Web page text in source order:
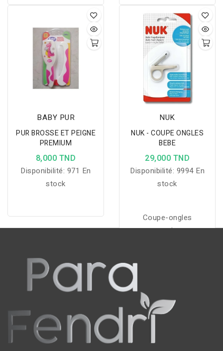
conçu pour offrir une
tétée confortable et
accompagner
l’autonomie de bébé en
toute sécurité.
Eucalyptuslibère le nez
bouché, purifie les voies
nasales et procure une
fraîcheur immédiate pour
un confort respiratoire
durable.
BABY PUR
PUR BROSSE ET PEIGNE
PREMIUM
8,000 TND
Disponibilité: 971 En
stock
NUK
NUK - COUPE ONGLES
BEBE
29,000 TND
Disponibilité: 9994 En
stock
Coupe-ongles
ergonomique et
récupérateur intégré et
inoxydable.